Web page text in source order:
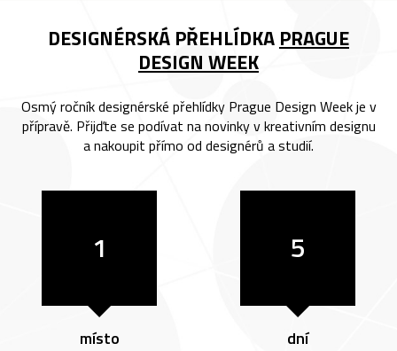
DESIGNÉRSKÁ PŘEHLÍDKA PRAGUE
DESIGN WEEK
Osmý ročník designérské přehlídky Prague Design Week je v
přípravě. Přijďte se podívat na novinky v kreativním designu
a nakoupit přímo od designérů a studií.
1
místo
5
dní